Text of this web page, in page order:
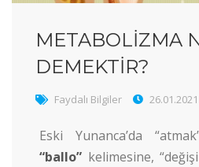
METABOLİZMA
DEMEKTİR?
Faydalı Bilgiler 26.01.2021
Eski Yunanca’da
“ballo” kelimesine,